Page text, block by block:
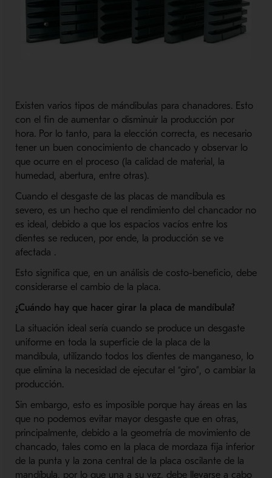
Existen varios tipos de mándibulas para chanadores. Esto
con el fin de aumentar o disminuir la producción por
hora. Por lo tanto, para la elección correcta, es necesario
tener un buen conocimiento de chancado y observar lo
que ocurre en el proceso (la calidad de material, la
humedad, abertura, entre otras).
Cuando el desgaste de las placas de mandíbula es
severo, es un hecho que el rendimiento del chancador no
es ideal, debido a que los espacios vacíos entre los
dientes se reducen, por ende, la producción se ve
afectada .
Esto significa que, en un análisis de costo-beneficio, debe
considerarse el cambio de la placa.
¿Cuándo hay que hacer girar la placa de mandíbula?
La situación ideal sería cuando se produce un desgaste
uniforme en toda la superficie de la placa de la
mandíbula, utilizando todos los dientes de manganeso, lo
que elimina la necesidad de ejecutar el “giro”, o cambiar la
producción.
Sin embargo, esto es imposible porque hay áreas en las
que no podemos evitar mayor desgaste que en otras,
principalmente, debido a la geometría de movimiento de
chancado, tales como en la placa de mordaza fija inferior
de la punta y la zona central de la placa oscilante de la
mandíbula, por lo que una a su vez, debe llevarse a cabo